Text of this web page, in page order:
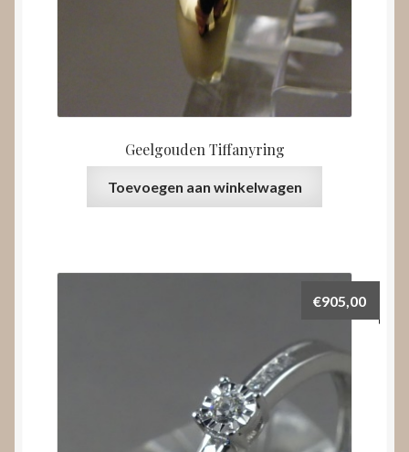
Geelgouden Tiffanyring
Toevoegen aan winkelwagen
€905,00